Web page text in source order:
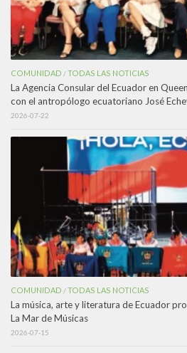
COMUNIDAD /TODAS LAS NOTICIAS
La Agencia Consular del Ecuador en
con el antropólogo ecuatoriano José
2026-07-22
COMUNIDAD /TODAS LAS NOTICIAS
La música, arte y literatura de Ecuador
La Mar de Músicas
2026-07-15